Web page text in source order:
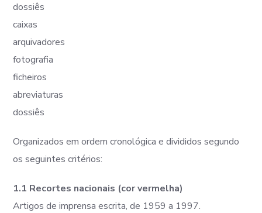
dossiês
caixas
arquivadores
fotografia
ficheiros
abreviaturas
dossiês
Organizados em ordem cronológica e divididos segundo
os seguintes critérios:
1.1 Recortes nacionais (cor vermelha)
Artigos de imprensa escrita, de 1959 a 1997.